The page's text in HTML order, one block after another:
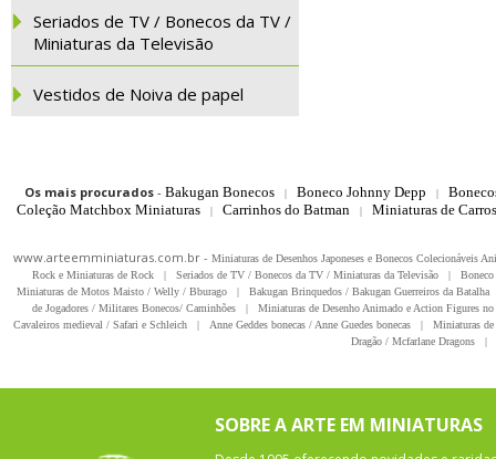
Seriados de TV / Bonecos da TV /
Miniaturas da Televisão
Vestidos de Noiva de papel
Os mais procurados- Bakugan Bonecos | Boneco Johnny Depp |
Coleção Matchbox Miniaturas
| Carrinhos do Batman | Miniaturas de
www.arteemminiaturas.com.br - Miniaturas de Desenhos Japoneses e Bonecos Colecionáveis
Rock e Miniaturas de Rock
| Seriados de TV / Bonecos da TV / Miniaturas da Televisão |
Miniaturas de Motos Maisto / Welly / Bburago
| Bakugan Brinquedos / Bakugan Guerreiros da Batalha
de Jogadores / Militares Bonecos/ Caminhões
|
Miniaturas de Desenho Animado e Action Figures
Cavaleiros medieval / Safari e Schleich
| Anne Geddes bonecas / Anne Guedes bonecas |
Miniaturas
Dragão / Mcfarlane Dragons
|
SOBRE A ARTE EM MINIATURAS